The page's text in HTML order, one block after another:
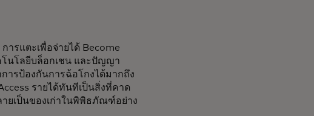
ารแตะเพื่อจ่ายได้ Become
โนโลยีบล็อกเชน และปัญญา
ารป้องกันการฉ้อโกงได้มากถึง
รายได้ทันทีเป็นสิ่งที่คาด
ายเป็นของเก่าในพิพิธภัณฑ์อย่าง